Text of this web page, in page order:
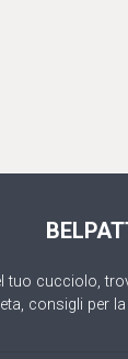
tuo cucciolo,
consigli per